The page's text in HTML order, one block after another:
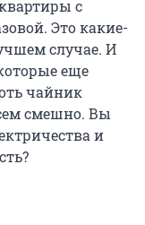
с
Это какие-
случае. И
еще
чайник
смешно. Вы
и